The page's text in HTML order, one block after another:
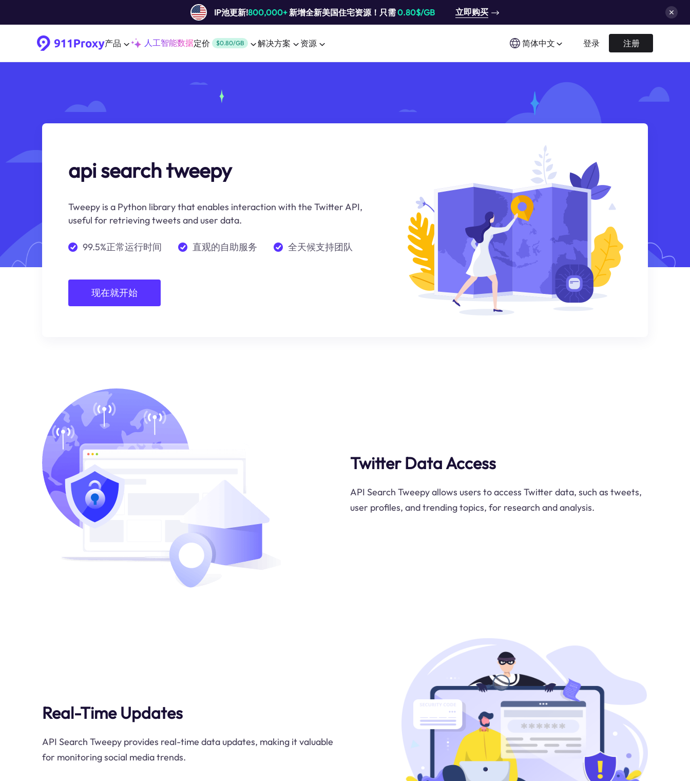
IP池更新!800,000+新增全新美国住宅资源！只需0.80$/GB 立即购买
产品 人工智能数据定价 $0.80/GB 解决方案 资源 简体中文 登录 注册
api search tweepy
Tweepy is a Python library that enables interaction with the Twitter API,
useful for retrieving tweets and user data.
99.5%正常运行时间 直观的自助服务 全天候支持团队
现在就开始
Twitter Data Access
API Search Tweepy allows users to access Twitter data, such as tweets,
user profiles, and trending topics, for research and analysis.
Real-Time Updates
API Search Tweepy provides real-time data updates, making it valuable
for monitoring social media trends.